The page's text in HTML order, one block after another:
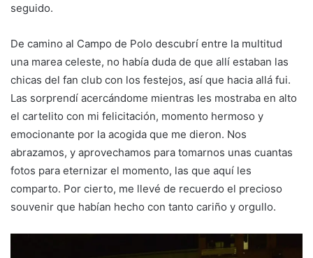
seguido.
De camino al Campo de Polo descubrí entre la multitud
una marea celeste, no había duda de que allí estaban las
chicas del fan club con los festejos, así que hacia allá fui.
Las sorprendí acercándome mientras les mostraba en alto
el cartelito con mi felicitación, momento hermoso y
emocionante por la acogida que me dieron. Nos
abrazamos, y aprovechamos para tomarnos unas cuantas
fotos para eternizar el momento, las que aquí les
comparto. Por cierto, me llevé de recuerdo el precioso
souvenir que habían hecho con tanto cariño y orgullo.